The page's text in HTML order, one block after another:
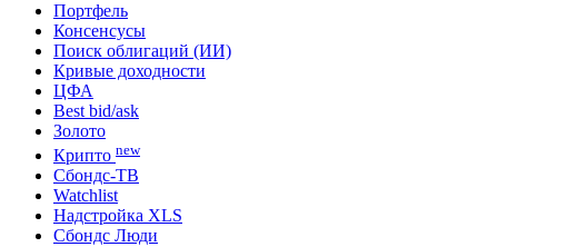
Портфель
Консенсусы
Поиск облигаций (ИИ)
Кривые доходности
ЦФА
Best bid/ask
Золото
Крипто new
Сбондс-ТВ
Watchlist
Надстройка XLS
Сбондс Люди